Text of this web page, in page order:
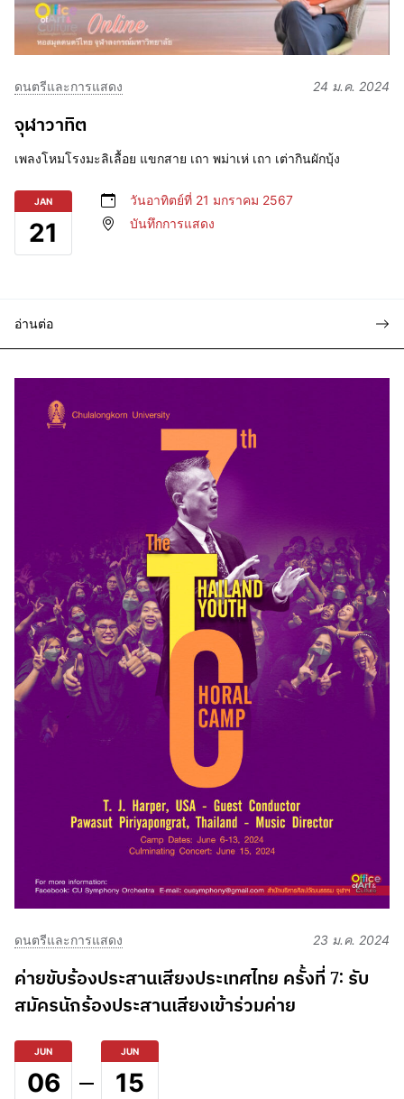
ดนตรีและการแสดง 24 ม.ค. 2024
จุฬาวาทิต
เพลงโหมโรงมะลิเลื้อย แขกสาย เถา พม่าเห่ เถา เต่ากินผักบุ้ง
JAN
21
วันอาทิตย์ที่ 21 มกราคม 2567
บันทึกการแสดง
อ่านต่อ
ดนตรีและการแสดง 23 ม.ค. 2024
ค่ายขับร้องประสานเสียงประเทศไทย ครั้งที่ 7: รับ
สมัครนักร้องประสานเสียงเข้าร่วมค่าย
JUN
06
JUN
15